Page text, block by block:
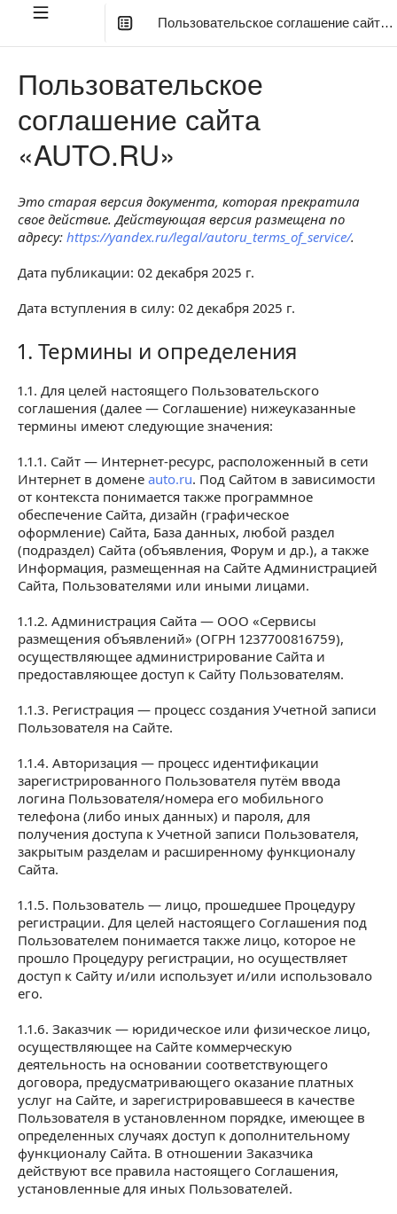
Пользовательское соглашение
Соглашения
4. Авторизация на Сайте
5. Персональная информация Пользователя
6. Размещение на Сайте Информации
7. Использование Сайта
8. Функционирование Сайта и ответственность при
его использовании
9. Иные положения
10. Общие правила публикации объявлений
11. Правила публикации объявлений о продаже
транспортных средств
Пользовательское
соглашение сайта
«AUTO.RU»
Это старая версия документа, которая прекратила
свое действие. Действующая версия размещена по
адресу: https://yandex.ru/legal/autoru_terms_of_service/.
Дата публикации: 02 декабря 2025 г.
Дата вступления в силу: 02 декабря 2025 г.
1. Термины и определения
1. Термины и определения
1.1. Для целей настоящего Пользовательского
соглашения (далее — Соглашение) нижеуказанные
термины имеют следующие значения:
1.1.1. Сайт — Интернет-ресурс, расположенный в сети
Интернет в домене auto.ru. Под Сайтом в зависимости
от контекста понимается также программное
обеспечение Сайта, дизайн (графическое
оформление) Сайта, База данных, любой раздел
(подраздел) Сайта (объявления, Форум и др.), а также
Информация, размещенная на Сайте Администрацией
Сайта, Пользователями или иными лицами.
1.1.2. Администрация Сайта — ООО «Сервисы
размещения объявлений» (ОГРН 1237700816759),
осуществляющее администрирование Сайта и
предоставляющее доступ к Сайту Пользователям.
1.1.3. Регистрация — процесс создания Учетной записи
Пользователя на Сайте.
1.1.4. Авторизация — процесс идентификации
зарегистрированного Пользователя путём ввода
логина Пользователя/номера его мобильного
телефона (либо иных данных) и пароля, для
получения доступа к Учетной записи Пользователя,
закрытым разделам и расширенному функционалу
Сайта.
1.1.5. Пользователь — лицо, прошедшее Процедуру
регистрации. Для целей настоящего Соглашения под
Пользователем понимается также лицо, которое не
прошло Процедуру регистрации, но осуществляет
доступ к Сайту и/или использует и/или использовало
его.
1.1.6. Заказчик — юридическое или физическое лицо,
осуществляющее на Сайте коммерческую
деятельность на основании соответствующего
договора, предусматривающего оказание платных
услуг на Сайте, и зарегистрировавшееся в качестве
Пользователя в установленном порядке, имеющее в
определенных случаях доступ к дополнительному
функционалу Сайта. В отношении Заказчика
действуют все правила настоящего Соглашения,
установленные для иных Пользователей.